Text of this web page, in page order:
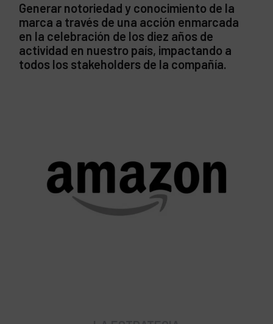
Generar notoriedad y conocimiento de la
marca a través de una acción enmarcada
en la celebración de los diez años de
actividad en nuestro país, impactando a
todos los stakeholders de la compañía.